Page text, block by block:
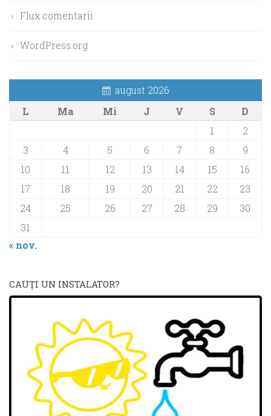
Flux comentarii
WordPress.org
august 2026
L
Ma Mi J V S
D
1
2
3
4 5 6 7 8
9
10
11 12 13 14 15
16
17
18 19 20 21 22
23
24
25 26 27 28 29
30
31
« nov.
CAUŢI UN INSTALATOR?